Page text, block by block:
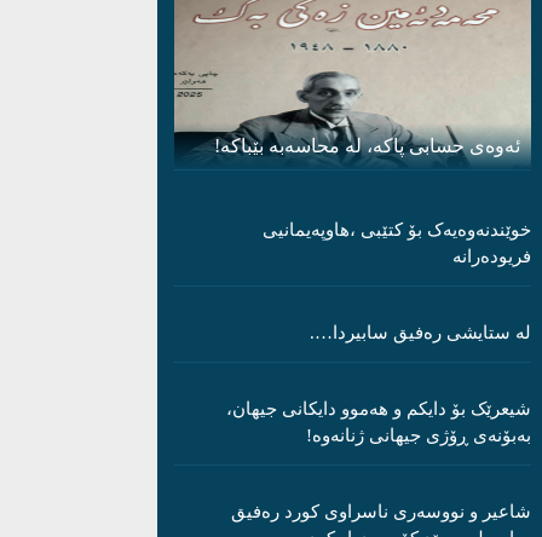
ئەوەی حسابی پاکە، لە محاسەبە بێباکە!
خوێندنەوەیەک بۆ کتێبی ،هاوپەیمانیی
فریودەرانە
لە ستایشی رەفیق سابیردا….
شیعرێک بۆ دایکم و ھەموو دایکانی جیھان،
بەبۆنەی ڕۆژی جیھانی ژنانەوە!
شاعیر و نووسەری ناسراوی کورد رەفیق